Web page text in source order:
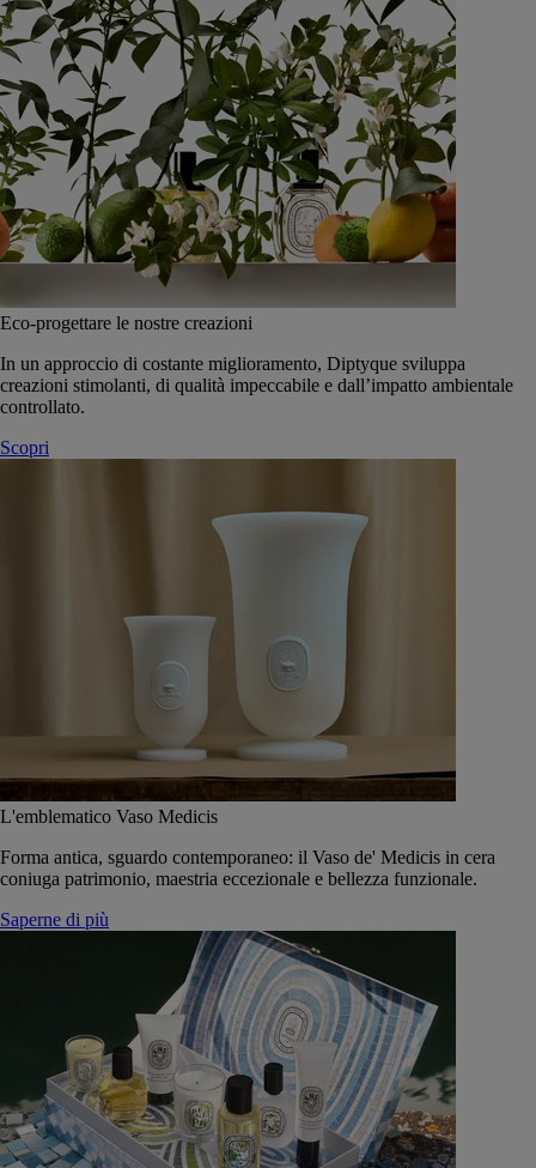
Eco-progettare le nostre creazioni
In un approccio di costante miglioramento, Diptyque sviluppa
creazioni stimolanti, di qualità impeccabile e dall’impatto ambientale
controllato.
Scopri
L'emblematico Vaso Medicis
Forma antica, sguardo contemporaneo: il Vaso de' Medicis in cera
coniuga patrimonio, maestria eccezionale e bellezza funzionale.
Saperne di più